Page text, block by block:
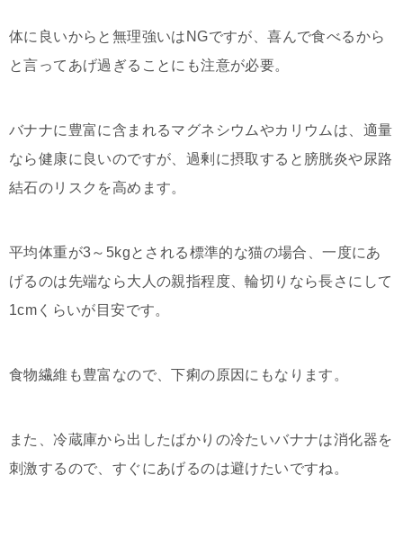
体に良いからと無理強いはNGですが、喜んで食べるから
と言ってあげ過ぎることにも注意が必要。
バナナに豊富に含まれるマグネシウムやカリウムは、適量
なら健康に良いのですが、過剰に摂取すると膀胱炎や尿路
結石のリスクを高めます。
平均体重が3～5kgとされる標準的な猫の場合、一度にあ
げるのは先端なら大人の親指程度、輪切りなら長さにして
1cmくらいが目安です。
食物繊維も豊富なので、下痢の原因にもなります。
また、冷蔵庫から出したばかりの冷たいバナナは消化器を
刺激するので、すぐにあげるのは避けたいですね。